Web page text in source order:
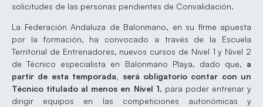
solicitudes de las personas pendientes de Convalidación.
La Federación Andaluza de Balonmano, en su firme apuesta
por la formación, ha convocado a través de la Escuela
Territorial de Entrenadores, nuevos cursos de Nivel 1 y Nivel 2
de Técnico especialista en Balonmano Playa, dado que, a
partir de esta temporada, será obligatorio contar con un
Técnico titulado al menos en Nivel 1, para poder entrenar y
dirigir equipos en las competiciones autonómicas y